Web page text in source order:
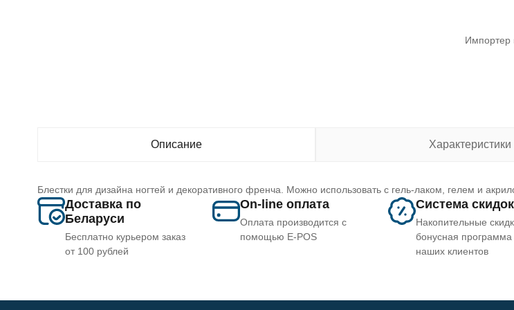
Импортер
Описание Характеристики
Блестки для дизайна ногтей и декоративного френча. Можно использовать с гель-лаком, гелем и
Доставка по
Беларуси
Бесплатно курьером заказ
от 100 рублей
On-line оплата
Оплата производится с
помощью E-POS
Система скидок
Накопительные
бонусная программа
наших клиентов